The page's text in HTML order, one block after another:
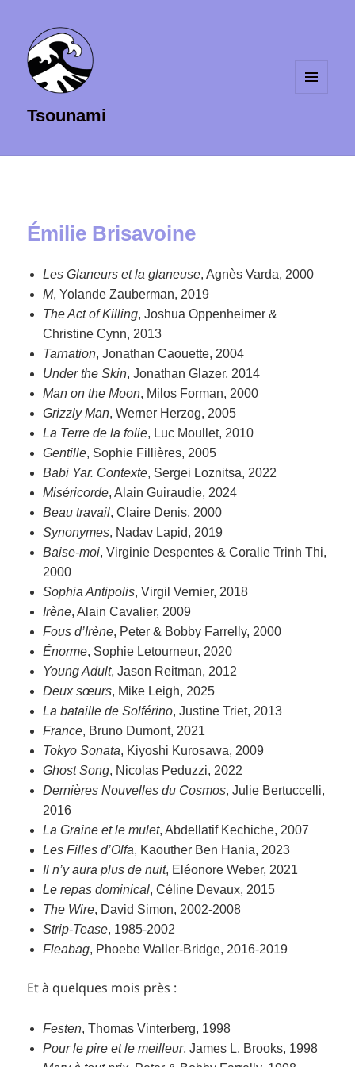
Tsounami
Émilie Brisavoine
Les Glaneurs et la glaneuse, Agnès Varda, 2000
M, Yolande Zauberman, 2019
The Act of Killing, Joshua Oppenheimer &
Christine Cynn, 2013
Tarnation, Jonathan Caouette, 2004
Under the Skin, Jonathan Glazer, 2014
Man on the Moon, Milos Forman, 2000
Grizzly Man, Werner Herzog, 2005
La Terre de la folie, Luc Moullet, 2010
Gentille, Sophie Fillières, 2005
Babi Yar. Contexte, Sergei Loznitsa, 2022
Miséricorde, Alain Guiraudie, 2024
Beau travail, Claire Denis, 2000
Synonymes, Nadav Lapid, 2019
Baise-moi, Virginie Despentes & Coralie Trinh Thi,
2000
Sophia Antipolis, Virgil Vernier, 2018
Irène, Alain Cavalier, 2009
Fous d’Irène, Peter & Bobby Farrelly, 2000
Énorme, Sophie Letourneur, 2020
Young Adult, Jason Reitman, 2012
Deux sœurs, Mike Leigh, 2025
La bataille de Solférino, Justine Triet, 2013
France, Bruno Dumont, 2021
Tokyo Sonata, Kiyoshi Kurosawa, 2009
Ghost Song, Nicolas Peduzzi, 2022
Dernières Nouvelles du Cosmos, Julie Bertuccelli,
2016
La Graine et le mulet, Abdellatif Kechiche, 2007
Les Filles d’Olfa, Kaouther Ben Hania, 2023
Il n’y aura plus de nuit, Eléonore Weber, 2021
Le repas dominical, Céline Devaux, 2015
The Wire, David Simon, 2002-2008
Strip-Tease, 1985-2002
Fleabag, Phoebe Waller-Bridge, 2016-2019
Et à quelques mois près :
Festen, Thomas Vinterberg, 1998
Pour le pire et le meilleur, James L. Brooks, 1998